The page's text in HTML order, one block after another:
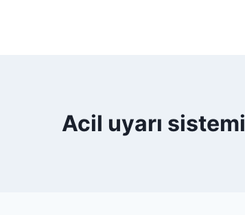
Acil uyarı sistemi